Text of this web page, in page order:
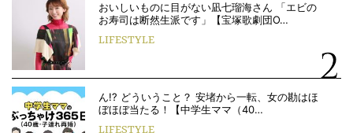
おいしいものに目がない凪七瑠海さん 「エビの
お寿司は断然生派です」【宝塚歌劇団O…
LIFESTYLE
ん!? どういうこと？ 安堵から一転、女の勘はほ
ぼほぼ当たる！【中学生ママ（40…
LIFESTYLE